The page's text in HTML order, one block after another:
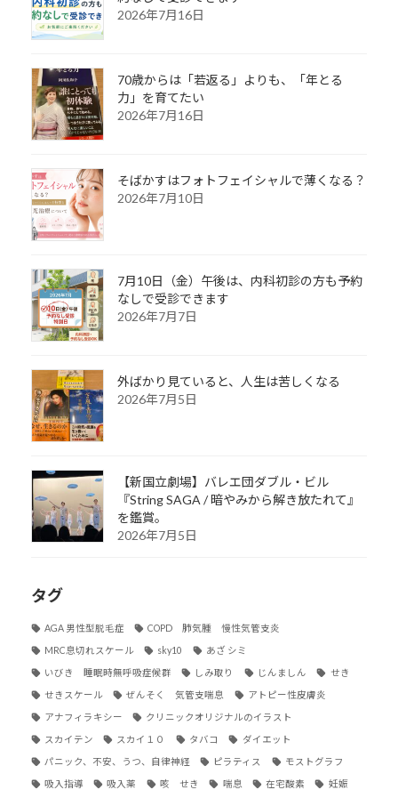
2026年7月16日
70歳からは「若返る」よりも、「年とる
力」を育てたい
2026年7月16日
そばかすはフォトフェイシャルで薄くなる？
2026年7月10日
7月10日（金）午後は、内科初診の方も予約
なしで受診できます
2026年7月7日
外ばかり見ていると、人生は苦しくなる
2026年7月5日
【新国立劇場】バレエ団ダブル・ビル
『String SAGA / 暗やみから解き放たれて』
を鑑賞。
2026年7月5日
タグ
AGA 男性型脱毛症 COPD 肺気腫 慢性気管支炎
MRC息切れスケール sky10 あざ シミ
いびき 睡眠時無呼吸症候群 しみ取り じんましん せき
せきスケール ぜんそく 気管支喘息 アトピー性皮膚炎
アナフィラキシー クリニックオリジナルのイラスト
スカイテン スカイ１０ タバコ ダイエット
パニック、不安、うつ、自律神経 ピラティス モストグラフ
吸入指導 吸入薬 咳 せき 喘息 在宅酸素 妊娠